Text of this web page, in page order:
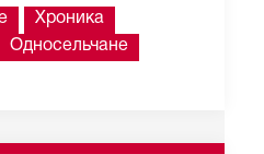
Хроника
Односельчане